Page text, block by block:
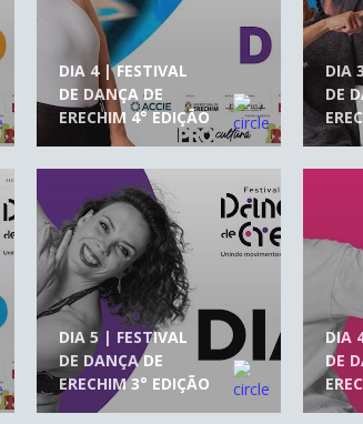
DIA 4 | FESTIVAL
DE DANÇA DE
ERECHIM 4° EDIÇÃO
DIA
DE
DIA 5 | FESTIVAL
DE DANÇA DE
ERECHIM 3° EDIÇÃO
DIA
DE